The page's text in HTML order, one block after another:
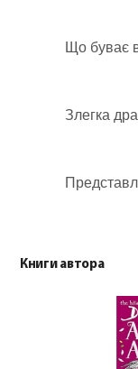
Що буває
Злегка
Книги автора